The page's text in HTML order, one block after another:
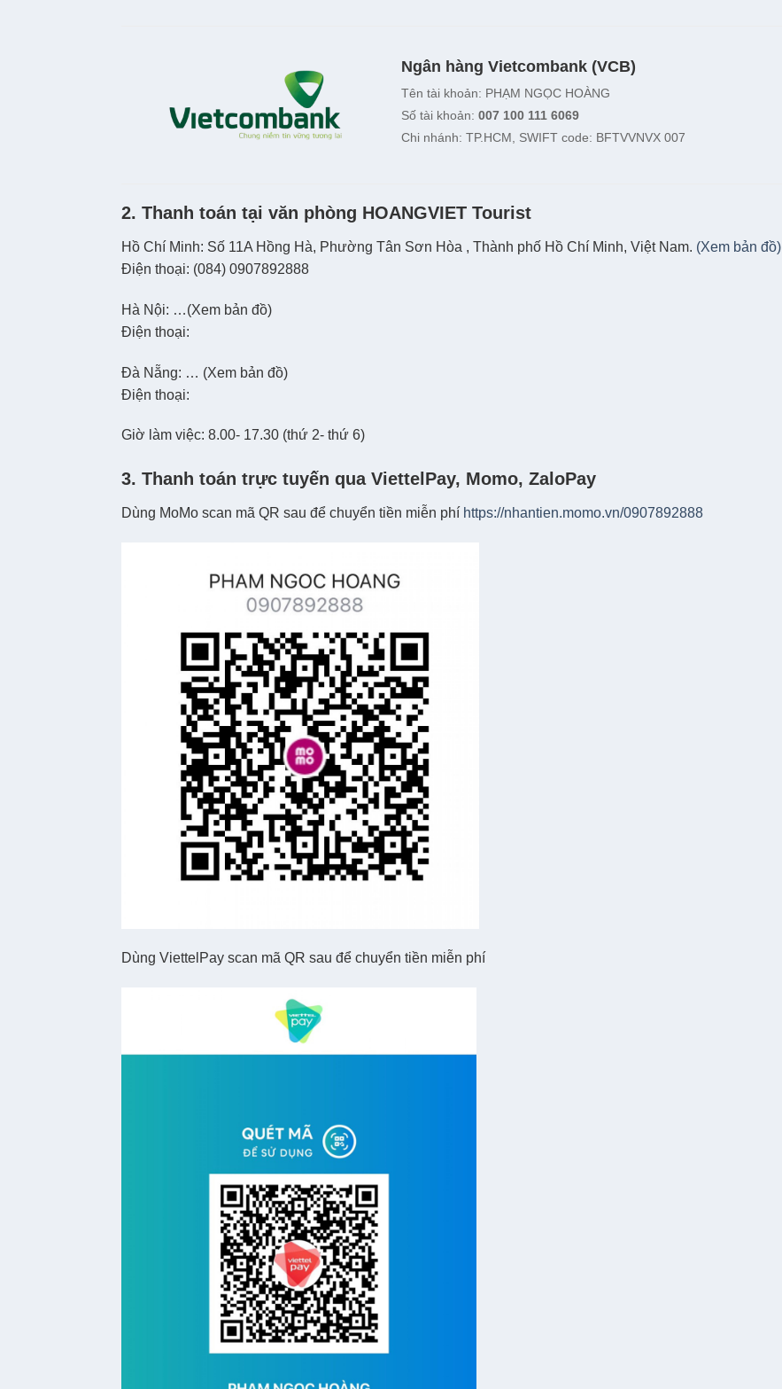
Ngân hàng Vietcombank (VCB)
Tên tài khoản: PHẠM NGỌC HOÀNG
Số tài khoản:007 100 111 6069
Chi nhánh: TP.HCM, SWIFT code: BFTVVNVX 007
2. Thanh toán tại văn phòng HOANGVIET Tourist
Hồ Chí Minh: Số 11A Hồng Hà, Phường Tân Sơn Hòa , Thành phố Hồ Chí Minh, Việt Nam. (Xem bản đồ)
Điện thoại: (084) 0907892888
Hà Nội: …(Xem bản đồ)
Điện thoại:
Đà Nẵng: … (Xem bản đồ)
Điện thoại:
Giờ làm việc: 8.00- 17.30 (thứ 2- thứ 6)
3. Thanh toán trực tuyến qua ViettelPay, Momo, ZaloPay
Dùng MoMo scan mã QR sau để chuyển tiền miễn phí https://nhantien.momo.vn/0907892888
Dùng ViettelPay scan mã QR sau để chuyển tiền miễn phí